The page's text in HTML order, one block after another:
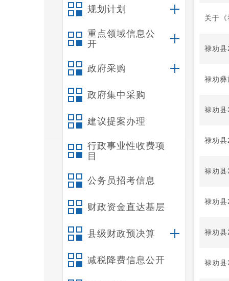
规划计划
重点领域信息公
开
政府采购
政府集中采购
建议提案办理
行政事业性收费项
目
公务员招考信息
财政资金直达基层
县级财政预决算
减税降费信息公开
关于
禄劝
禄劝
禄劝
禄劝
禄劝
禄劝
禄劝
禄劝